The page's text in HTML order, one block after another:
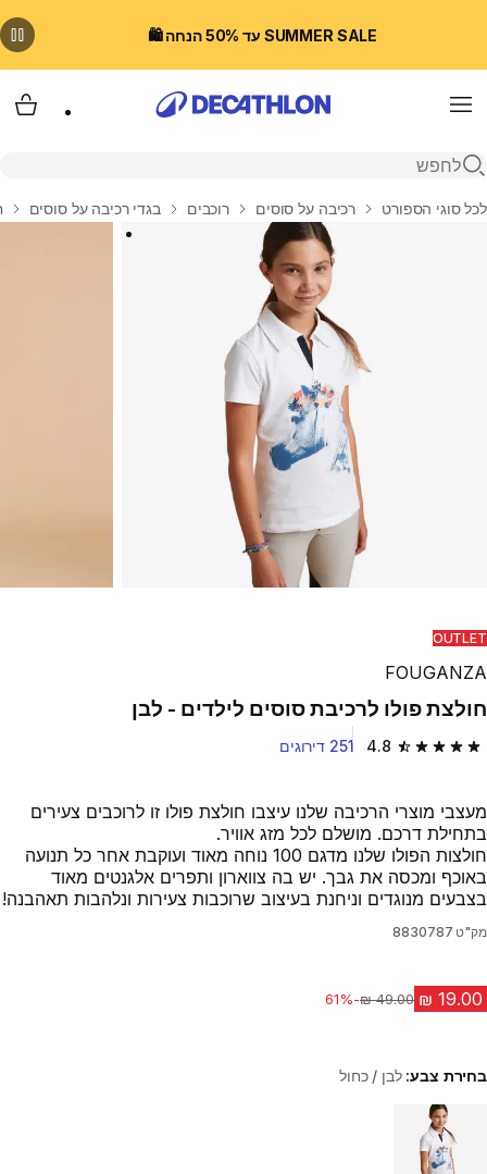
SUMMER SALE עד 50% הנחה 🛍️
Menu
פתיחת חיפוש
בית
לכל סוגי הספורט רכיבה על סוסים רוכבים בגדי רכיבה על סוסים
OUTLET
FOUGANZA
חולצת פולו לרכיבת סוסים לילדים - לבן
4.8 4.8 out of 5 stars from 251 reviews 251 דירוגים
מעצבי מוצרי הרכיבה שלנו עיצבו חולצת פולו זו לרוכבים צעירים
בתחילת דרכם. מושלם לכל מזג אוויר.
חולצות הפולו שלנו מדגם 100 נוחה מאוד ועוקבת אחר כל תנועה
באוכף ומכסה את גבך. יש בה צווארון ותפרים אלגנטים מאוד
בצבעים מנוגדים וניחנת בעיצוב שרוכבות צעירות ונלהבות תאהבנה!
מק"ט 8830787
מחיר לפני הנחה
-61%
בחירת צבע:לבן / כחול
Choose a variant